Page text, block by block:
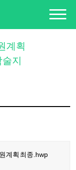
계획
지
계획최종.hwp